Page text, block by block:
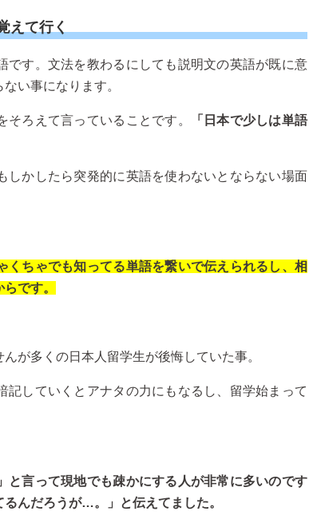
えて行く
です。文法を教わるにしても説明文の英語が既に意
い事になります。
ろえて言っていることです。
「日本で少しは単語
しかしたら突発的に英語を使わないとならない場面
くちゃでも知ってる単語を繋いで伝えられるし、相
です。
が多くの日本人留学生が後悔していた事。
していくとアナタの力にもなるし、留学始まって
と言って現地でも疎かにする人が非常に多いのです
んだろうが…。」と伝えてました。